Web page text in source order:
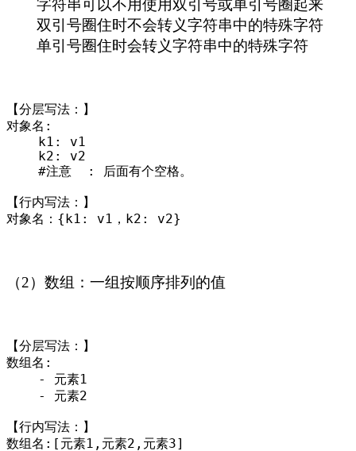
字符串可以不用使用双引号或单引号圈起来
双引号圈住时不会转义字符串中的特殊字符
单引号圈住时会转义字符串中的特殊字符
【分层写法：】
对象名:
【行内写法：】
对象名：{k1: v1，k2: v2}
（2）数组：一组按顺序排列的值
【分层写法：】
数组名:
【行内写法：】
数组名:[元素1,元素2,元素3]